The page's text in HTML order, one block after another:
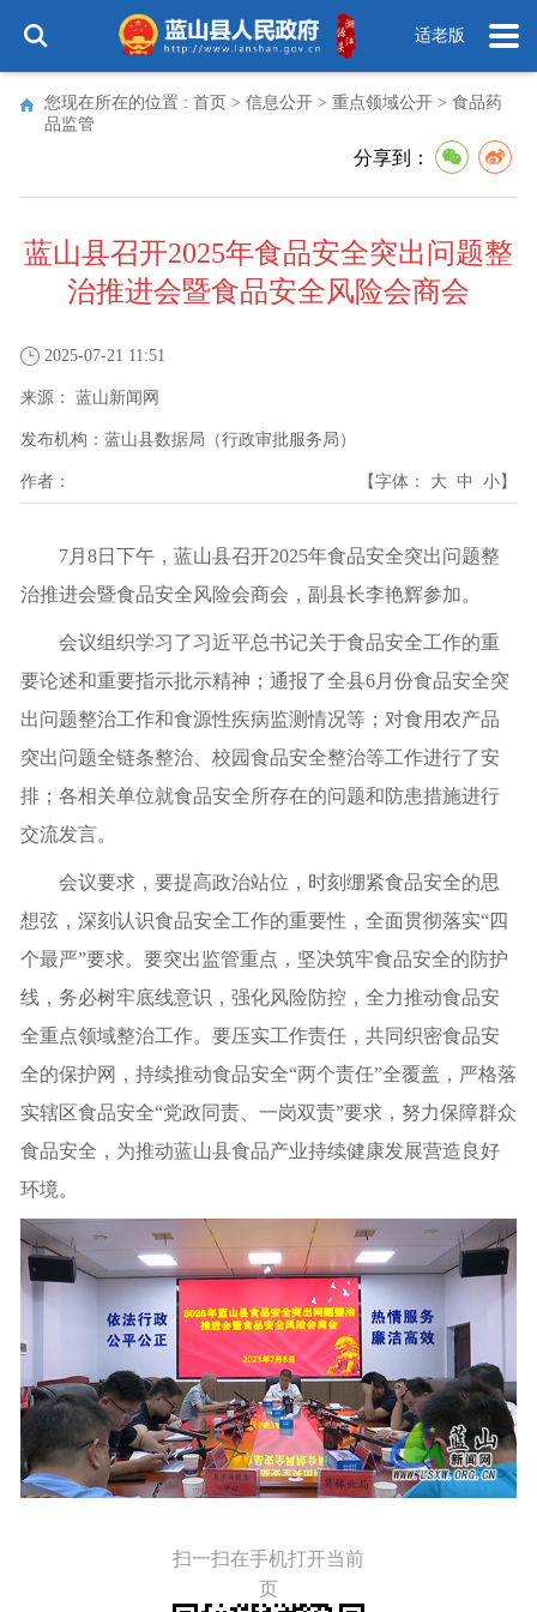
适老版
您现在所在的位置 : 首页 > 信息公开 > 重点领域公开 > 食品药
品监管
分享到：
蓝山县召开2025年食品安全突出问题整
治推进会暨食品安全风险会商会
2025-07-21 11:51
来源： 蓝山新闻网
发布机构： 蓝山县数据局（行政审批服务局）
作者： 【字体： 大 中 小】
7月8日下午，蓝山县召开2025年食品安全突出问题整
治推进会暨食品安全风险会商会，副县长李艳辉参加。
会议组织学习了习近平总书记关于食品安全工作的重
要论述和重要指示批示精神；通报了全县6月份食品安全突
出问题整治工作和食源性疾病监测情况等；对食用农产品
突出问题全链条整治、校园食品安全整治等工作进行了安
排；各相关单位就食品安全所存在的问题和防患措施进行
交流发言。
会议要求，要提高政治站位，时刻绷紧食品安全的思
想弦，深刻认识食品安全工作的重要性，全面贯彻落实“四
个最严”要求。要突出监管重点，坚决筑牢食品安全的防护
线，务必树牢底线意识，强化风险防控，全力推动食品安
全重点领域整治工作。要压实工作责任，共同织密食品安
全的保护网，持续推动食品安全“两个责任”全覆盖，严格落
实辖区食品安全“党政同责、一岗双责”要求，努力保障群众
食品安全，为推动蓝山县食品产业持续健康发展营造良好
环境。
扫一扫在手机打开当前
页